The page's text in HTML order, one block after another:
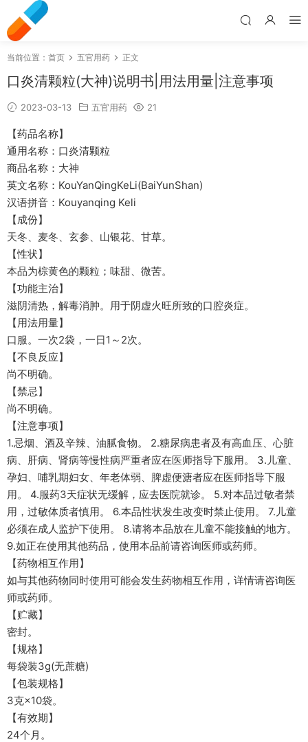
当前位置： 首页 五官用药 正文
口炎清颗粒(大神)说明书|用法用量|注意事项
2023-03-13 五官用药 21
【药品名称】
通用名称：口炎清颗粒
商品名称：大神
英文名称：KouYanQingKeLi(BaiYunShan)
汉语拼音：Kouyanqing Keli
【成份】
天冬、麦冬、玄参、山银花、甘草。
【性状】
本品为棕黄色的颗粒；味甜、微苦。
【功能主治】
滋阴清热，解毒消肿。用于阴虚火旺所致的口腔炎症。
【用法用量】
口服。一次2袋，一日1～2次。
【不良反应】
尚不明确。
【禁忌】
尚不明确。
【注意事项】
1.忌烟、酒及辛辣、油腻食物。 2.糖尿病患者及有高血压、心脏
病、肝病、肾病等慢性病严重者应在医师指导下服用。 3.儿童、
孕妇、哺乳期妇女、年老体弱、脾虚便溏者应在医师指导下服
用。 4.服药3天症状无缓解，应去医院就诊。 5.对本品过敏者禁
用，过敏体质者慎用。 6.本品性状发生改变时禁止使用。 7.儿童
必须在成人监护下使用。 8.请将本品放在儿童不能接触的地方。
9.如正在使用其他药品，使用本品前请咨询医师或药师。
【药物相互作用】
如与其他药物同时使用可能会发生药物相互作用，详情请咨询医
师或药师。
【贮藏】
密封。
【规格】
每袋装3g(无蔗糖)
【包装规格】
3克×10袋。
【有效期】
24个月。